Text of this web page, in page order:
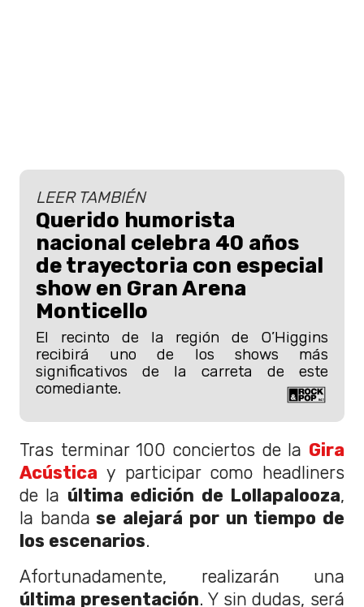
LEER TAMBIÉN
Querido humorista
nacional celebra 40 años
de trayectoria con especial
show en Gran Arena
Monticello
El recinto de la región de O’Higgins
recibirá uno de los shows más
significativos de la carreta de este
comediante.
Tras terminar 100 conciertos de la Gira
Acústica y participar como headliners
de la última edición de Lollapalooza,
la banda se alejará por un tiempo de
los escenarios.
Afortunadamente, realizarán una
última presentación. Y sin dudas, será